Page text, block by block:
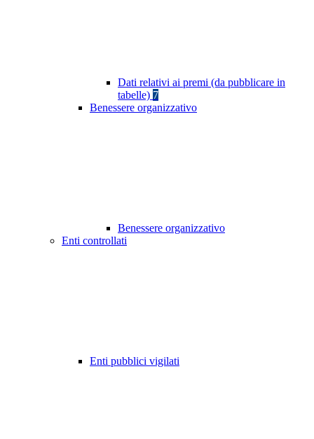
Dati relativi ai premi (da pubblicare in
tabelle) 7
Benessere organizzativo
Benessere organizzativo
Enti controllati
Enti pubblici vigilati